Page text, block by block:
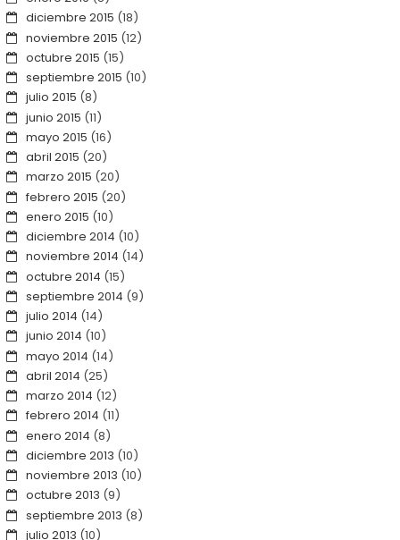
diciembre 2015 (18)
noviembre 2015 (12)
octubre 2015 (15)
septiembre 2015 (10)
julio 2015 (8)
junio 2015 (11)
mayo 2015 (16)
abril 2015 (20)
marzo 2015 (20)
febrero 2015 (20)
enero 2015 (10)
diciembre 2014 (10)
noviembre 2014 (14)
octubre 2014 (15)
septiembre 2014 (9)
julio 2014 (14)
junio 2014 (10)
mayo 2014 (14)
abril 2014 (25)
marzo 2014 (12)
febrero 2014 (11)
enero 2014 (8)
diciembre 2013 (10)
noviembre 2013 (10)
octubre 2013 (9)
septiembre 2013 (8)
julio 2013 (10)